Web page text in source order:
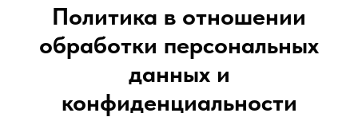
Политика в отношении
обработки персональных
данных и
конфиденциальности